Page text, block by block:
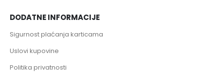
DODATNE INFORMACIJE
Sigurnost plaćanja karticama
Uslovi kupovine
Politika privatnosti